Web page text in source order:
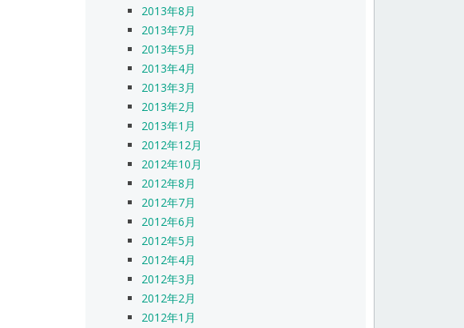
2013年8月
2013年7月
2013年5月
2013年4月
2013年3月
2013年2月
2013年1月
2012年12月
2012年10月
2012年8月
2012年7月
2012年6月
2012年5月
2012年4月
2012年3月
2012年2月
2012年1月